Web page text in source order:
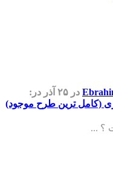
در ۲۵ آذر
در:
(کامل ترین طرح موجود)
؟ ...